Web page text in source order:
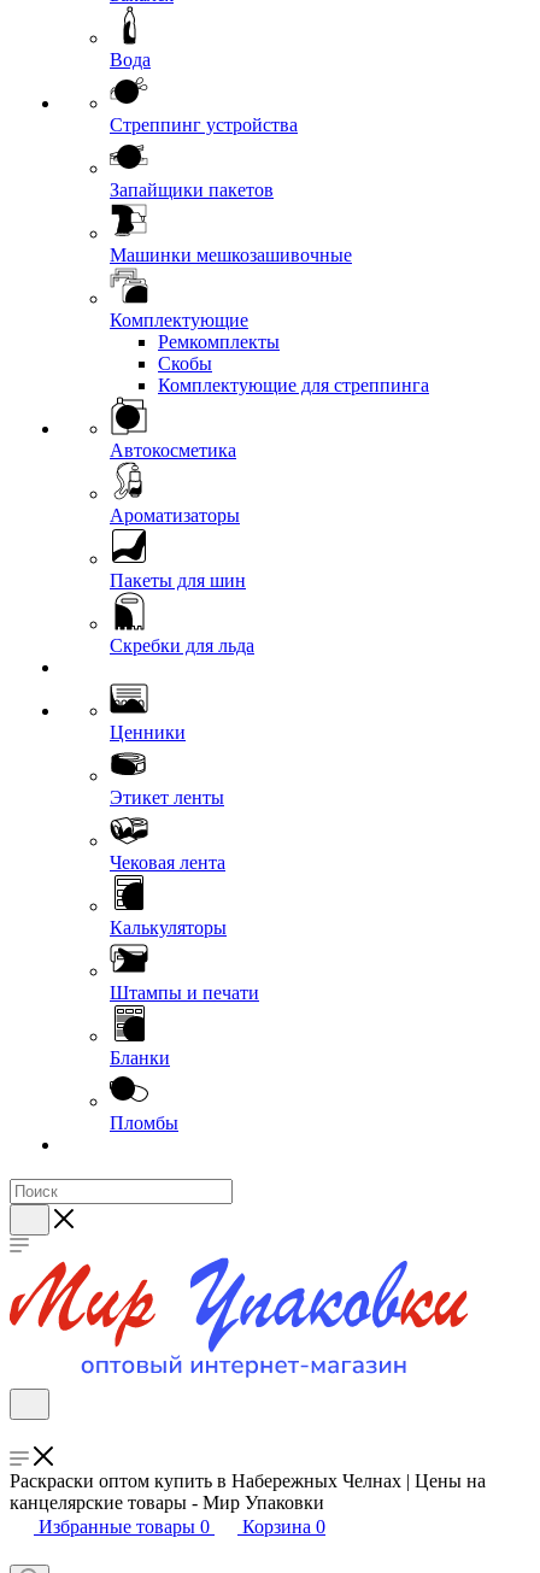
Вода
Стреппинг устройства
Запайщики пакетов
Машинки мешкозашивочные
Комплектующие
Ремкомплекты
Скобы
Комплектующие для стреппинга
Автокосметика
Ароматизаторы
Пакеты для шин
Скребки для льда
Ценники
Этикет ленты
Чековая лента
Калькуляторы
Штампы и печати
Бланки
Пломбы
Раскраски оптом купить в Набережных Челнах | Цены на
канцелярские товары - Мир Упаковки
Избранные товары 0 Корзина 0